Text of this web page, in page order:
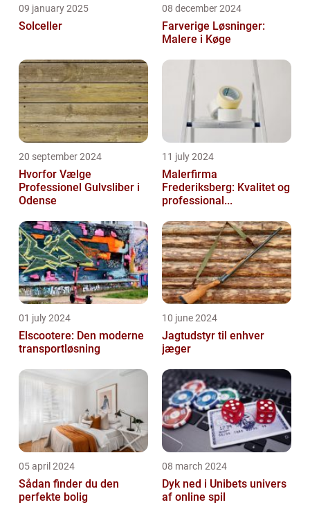
09 january 2025
Solceller
08 december 2024
Farverige Løsninger:
Malere i Køge
20 september 2024
Hvorfor Vælge
Professionel Gulvsliber i
Odense
11 july 2024
Malerfirma
Frederiksberg: Kvalitet og
professional...
01 july 2024
Elscootere: Den moderne
transportløsning
10 june 2024
Jagtudstyr til enhver
jæger
05 april 2024
Sådan finder du den
perfekte bolig
08 march 2024
Dyk ned i Unibets univers
af online spil